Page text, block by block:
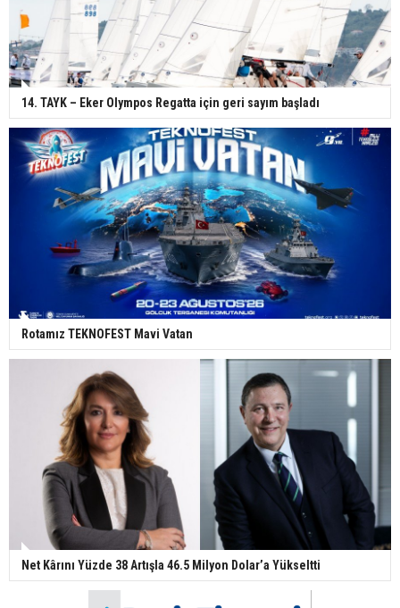
14. TAYK – Eker Olympos Regatta için geri sayım başladı
Rotamız TEKNOFEST Mavi Vatan
Net Kârını Yüzde 38 Artışla 46.5 Milyon Dolar’a Yükseltti